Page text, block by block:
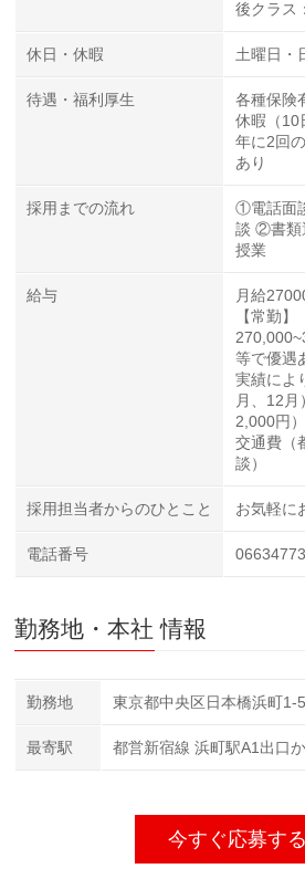
後クラス
休日・休暇 土曜日・
待遇・福利厚生
各種保険
休暇（10
年に2回
あり
採用までの流れ
①電話面
談 ②書類
授業
給与
月給
【常勤】
等で優遇
実績によ
月、12月
2,000円）
交通費（
談）
採用担当者からのひとこと お気軽に
電話番号
勤務地・本社 情報
勤務地 東京都中央区日本橋浜町1-
最寄駅 都営新宿線 浜町駅A1出口
今すぐ応募する